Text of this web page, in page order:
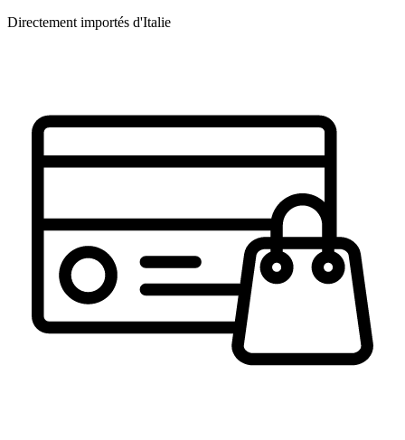
Directement importés d'Italie